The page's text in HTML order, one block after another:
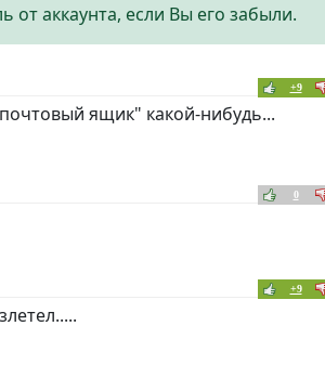
от аккаунта, если Вы его забыли.
+9
ящик" какой-нибудь...
0
+9